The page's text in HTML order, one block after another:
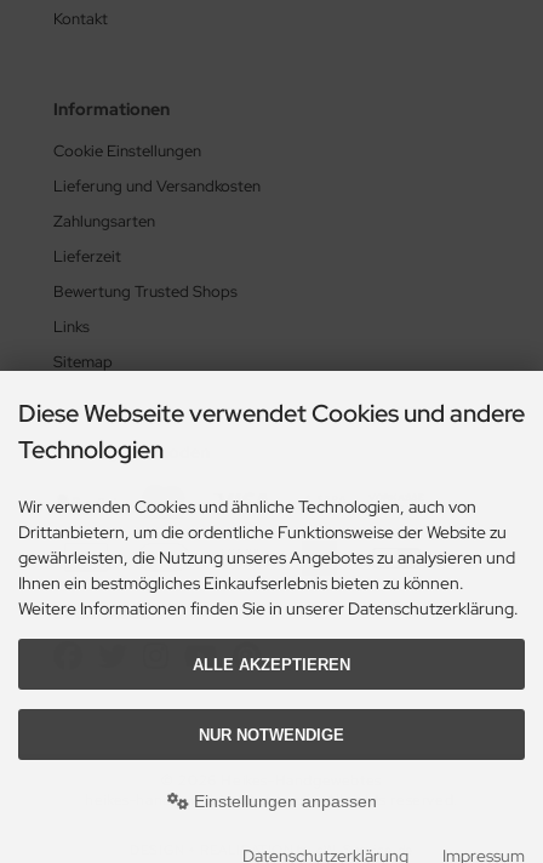
Kontakt
Informationen
Cookie Einstellungen
Lieferung und Versandkosten
Zahlungsarten
Lieferzeit
Bewertung Trusted Shops
Links
Sitemap
Zahlungsmethoden
Social Media
heikes-handgewebtes.de/shop/ - All rights reserved.
DESIGN + REALISATION
by eW-Service.de
Diese Webseite verwendet Cookies und andere
Technologien
Wir verwenden Cookies und ähnliche Technologien, auch von
Drittanbietern, um die ordentliche Funktionsweise der Website zu
gewährleisten, die Nutzung unseres Angebotes zu analysieren und
Ihnen ein bestmögliches Einkaufserlebnis bieten zu können.
Weitere Informationen finden Sie in unserer Datenschutzerklärung.
ALLE AKZEPTIEREN
NUR NOTWENDIGE
Einstellungen anpassen
Datenschutzerklärung Impressum